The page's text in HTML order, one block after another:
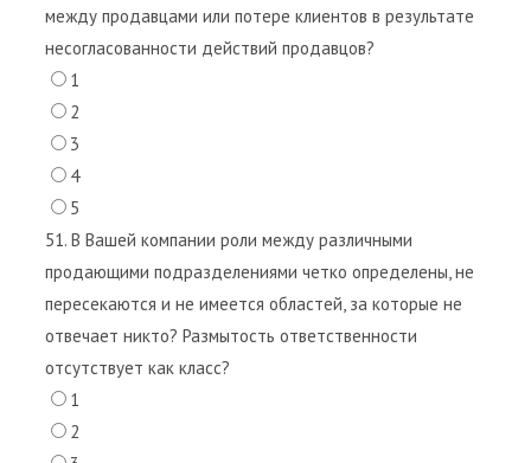
между продавцами или потере клиентов в результате
несогласованности действий продавцов?
1
2
3
4
5
51. В Вашей компании роли между различными
продающими подразделениями четко определены, не
пересекаются и не имеется областей, за которые не
отвечает никто? Размытость ответственности
отсутствует как класс?
1
2